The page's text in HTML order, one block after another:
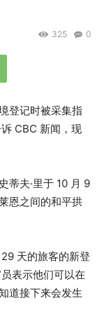
0
325
登记时被采集指
CBC 新闻，现
蒂夫·里于 10 月 9
恩之间的和平拱
天的旅客的新登
表示他们可以在
道接下来会发生